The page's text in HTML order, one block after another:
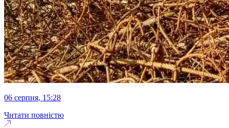
06 серпня, 15:28
Читати повністю